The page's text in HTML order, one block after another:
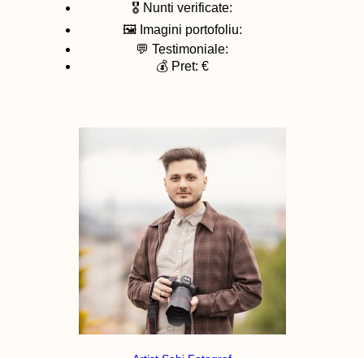
🎖️ Nunti verificate:
🖼️ Imagini portofoliu:
💬 Testimoniale:
💰 Pret: €